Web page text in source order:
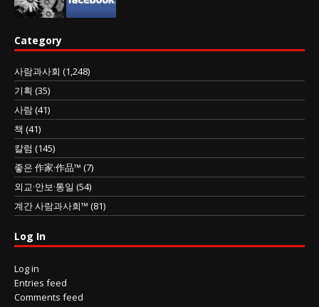
Category
사람과사회 (1,248)
기획 (35)
사람(41)
책 (41)
칼럼 (145)
좋은 作家·作品™ (7)
외교·안보·통일 (54)
계간 사람과사회™ (81)
Log In
Log in
Entries feed
Comments feed